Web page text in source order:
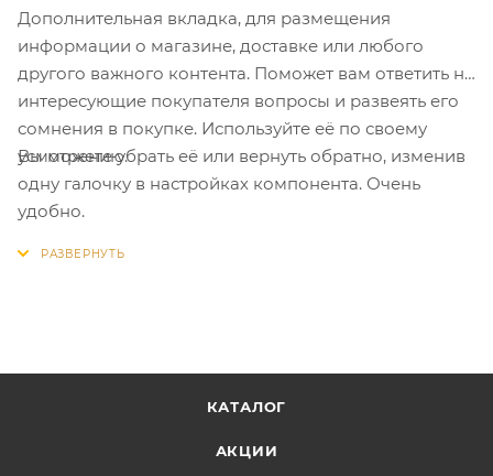
Дополнительная вкладка, для размещения
информации о магазине, доставке или любого
другого важного контента. Поможет вам ответить на
интересующие покупателя вопросы и развеять его
сомнения в покупке. Используйте её по своему
усмотрению.
Вы можете убрать её или вернуть обратно, изменив
одну галочку в настройках компонента. Очень
удобно.
КАТАЛОГ
АКЦИИ